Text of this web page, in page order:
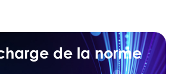
de la norme